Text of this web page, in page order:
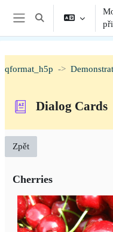
Přejít k hlavnímu obsahu
Boční panel
Přepnout
qformat_h5p
Dialog Cards
Zpět
Cherries